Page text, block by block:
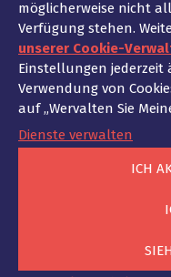
möglicherweise nicht
Verfügung stehen.
unserer Cookie-
Einstellungen
Verwendung von
auf „Wervalten Sie
Dienste verwalten
ICH
PREVIOUS
Header Single Post